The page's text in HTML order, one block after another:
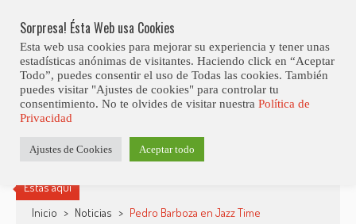
content
Estás aquí
Inicio > Noticias > Pedro Barboza en Jazz Time
Sorpresa! Ésta Web usa Cookies
Esta web usa cookies para mejorar su experiencia y tener unas
estadísticas anónimas de visitantes. Haciendo click en “Aceptar
Todo”, puedes consentir el uso de Todas las cookies. También
puedes visitar "Ajustes de cookies" para controlar tu
consentimiento. No te olvides de visitar nuestra Política de
Privacidad
Ajustes de Cookies Aceptar todo